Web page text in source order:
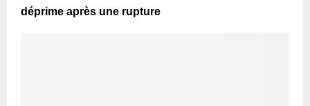
déprime après une rupture